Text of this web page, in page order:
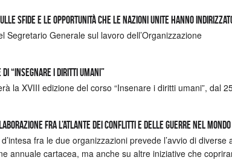
sfide e le opportunità che le Nazioni Unite hanno
Segretario Generale sul lavoro dell’Organizzazione
di “Insegnare i Diritti Umani”
la XVIII edizione del corso “Insenare i diritti umani”, dal
fra l’Atlante dei Conflitti e delle Guerre nel
fra le due organizzazioni prevede l’avvio di
annuale cartacea, ma anche su altre iniziative che